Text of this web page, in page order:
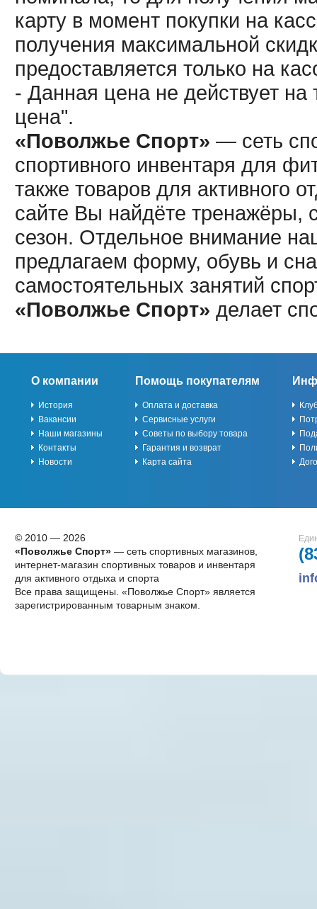
карту в момент покупки на
получения максимальной
предоставляется только на
- Данная цена не действует
цена".
«Поволжье Спорт» — сеть
спортивного инвентаря для
также товаров для активного
сайте Вы найдёте тренажёры,
сезон. Отдельное внимание
предлагаем форму, обувь и
самостоятельных занятий
«Поволжье Спорт» делает
О компании
История
Вакансии
Наши магазины
Контакты
Новости
Помощь покупателям
Оплата и доставка
Сервисные услуги
Советы по выбору товара
Гарантия и возврат
Карта сайта
© 2010 — 2026
«Поволжье Спорт»— сеть спортивных магазинов,
интернет-магазин спортивных товаров и инвентаря
для активного отдыха и спорта
Все права защищены. «Поволжье Спорт» является
зарегистрированным товарным знаком.